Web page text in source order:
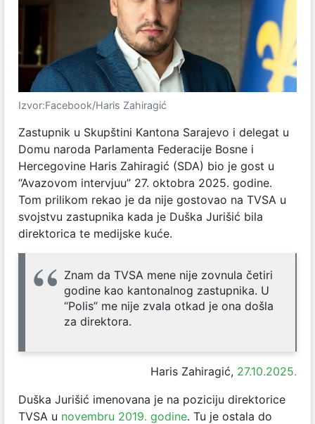
Izvor:Facebook/Haris Zahiragić
Zastupnik u Skupštini Kantona Sarajevo i delegat u
Domu naroda Parlamenta Federacije Bosne i
Hercegovine Haris Zahiragić (SDA) bio je gost u
“Avazovom intervjuu” 27. oktobra 2025. godine.
Tom prilikom rekao je da nije gostovao na TVSA u
svojstvu zastupnika kada je Duška Jurišić bila
direktorica te medijske kuće.
Znam da TVSA mene nije zovnula četiri
godine kao kantonalnog zastupnika. U
“Polis” me nije zvala otkad je ona došla
za direktora.
Haris Zahiragić, 27.10.2025.
Duška Jurišić imenovana je na poziciju direktorice
TVSA u novembru 2019. godine. Tu je ostala do